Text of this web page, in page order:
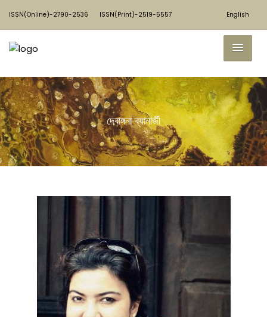
ISSN(Online)-2790-2536 ISSN(Print)-2519-5557 English
দেবাঙ্গনা ব্যানার্জী